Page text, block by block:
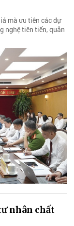
mà ưu tiên các dự
nghệ tiên tiến, quản
nhân chất